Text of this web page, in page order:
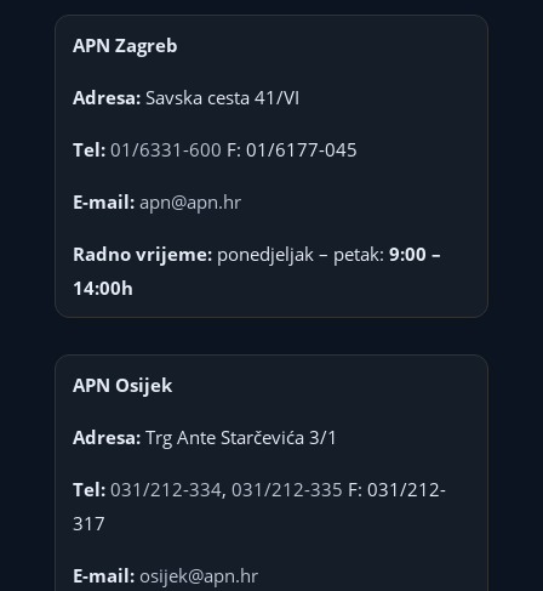
APN Zagreb
Adresa:Savska cesta 41/VI
Tel: 01/6331-600 F: 01/6177-045
E-mail: apn@apn.hr
Radno vrijeme:ponedjeljak – petak: 9:00 –
14:00h
APN Osijek
Adresa:Trg Ante Starčevića 3/1
Tel: 031/212-334, 031/212-335 F: 031/212-
317
E-mail: osijek@apn.hr